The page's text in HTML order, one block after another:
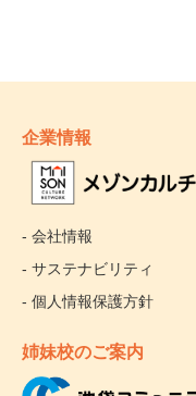
企業情報
- 会社情報
- サステナビリティ
- 個人情報保護方針
姉妹校のご案内